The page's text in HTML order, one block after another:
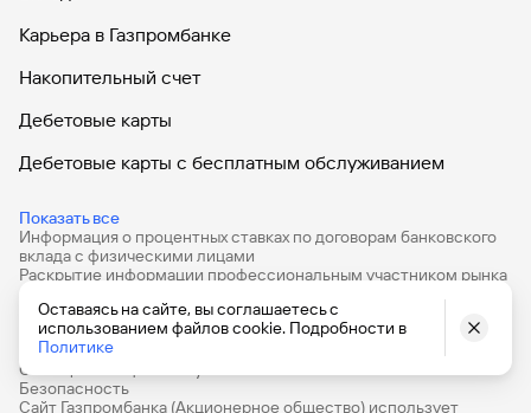
Карьера в Газпромбанке
Накопительный счет
Дебетовые карты
Дебетовые карты с бесплатным обслуживанием
Показать все
Банковские вклады на 3 месяца
Калькулятор вкладов
Виртуальные карты
Информация о процентных ставках по договорам банковского
вклада с физическими лицами
Раскрытие информации профессиональным участником рынка
Частная политика обработки и защиты персональных данных в
Газпромбанке
Раскрытие информации на сайте ООО «Интерфакс-ЦРКИ»
Сообщения о ценных бумагах
Безопасность
Сайт Газпромбанка (Акционерное общество) использует
Оставаясь на сайте, вы соглашаетесь с
использованием файлов cookie. Подробности в
Политике